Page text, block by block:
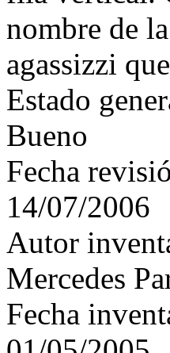
nombre de
agassizzi
Estado
Bueno
Fecha
14/07/2006
Autor
Mercedes
Fecha